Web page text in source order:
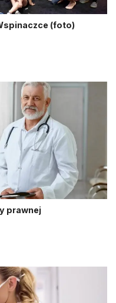
(foto)
prawnej